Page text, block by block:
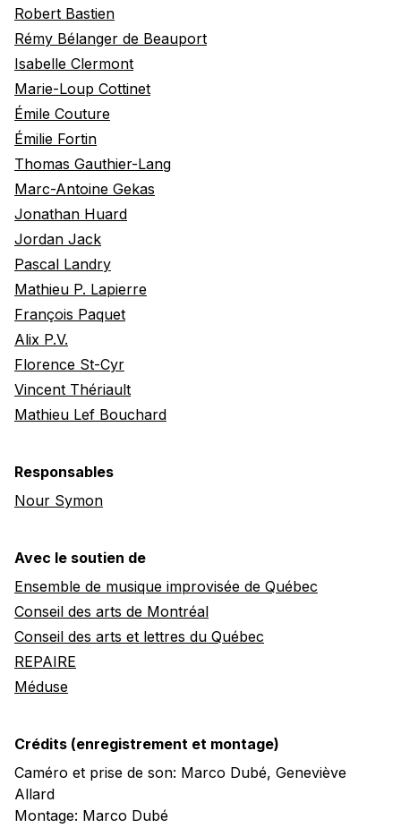
Robert Bastien
Rémy Bélanger de Beauport
Isabelle Clermont
Marie-Loup Cottinet
Émile Couture
Émilie Fortin
Thomas Gauthier-Lang
Marc-Antoine Gekas
Jonathan Huard
Jordan Jack
Pascal Landry
Mathieu P. Lapierre
François Paquet
Alix P.V.
Florence St-Cyr
Vincent Thériault
Mathieu Lef Bouchard
Responsables
Nour Symon
Avec le soutien de
Ensemble de musique improvisée de Québec
Conseil des arts de Montréal
Conseil des arts et lettres du Québec
REPAIRE
Méduse
Crédits (enregistrement et montage)
Caméro et prise de son: Marco Dubé, Geneviève
Allard
Montage: Marco Dubé